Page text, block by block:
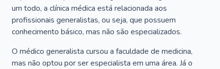
um todo, a clínica médica está relacionada aos
profissionais generalistas, ou seja, que possuem
conhecimento básico, mas não são especializados.
O médico generalista cursou a faculdade de medicina,
mas não optou por ser especialista em uma área. Já o